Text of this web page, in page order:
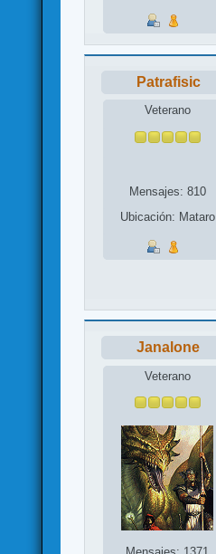
Patrafisic
Veterano
Mensajes: 810
Ubicación: Mataro
Janalone
Veterano